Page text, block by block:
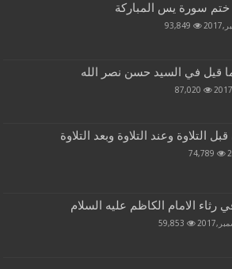
سورة يس المباركة
93,849
قيل في السيد حسن نصر الله
87,020
التلاوة وعند التلاوة وبعد التلاوة
74,789
رثاء الامام الكاظم عليه السلام
59,853